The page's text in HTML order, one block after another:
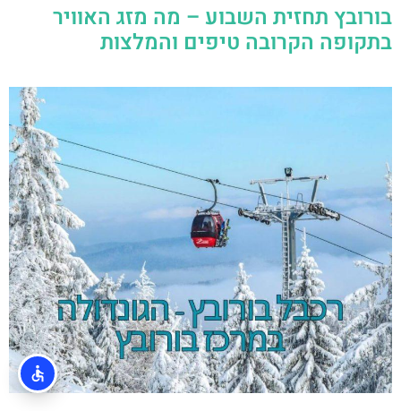
בורובץ תחזית השבוע – מה מזג האוויר
בתקופה הקרובה טיפים והמלצות